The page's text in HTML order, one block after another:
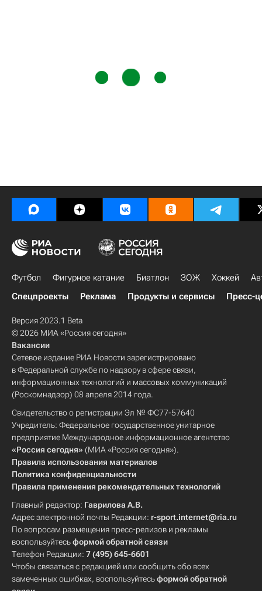
Футбол Фигурное катание Биатлон ЗОЖ Хоккей
Спецпроекты
Реклама Продукты и сервисы Пресс-
Версия 2023.1 Beta
© 2026 МИА «Россия сегодня»
Вакансии
Сетевое издание РИА Новости зарегистрировано
в Федеральной службе по надзору в сфере связи,
информационных технологий и массовых коммуникаций
(Роскомнадзор) 08 апреля 2014 года.
Свидетельство о регистрации Эл № ФС77-57640
Учредитель: Федеральное государственное унитарное
предприятие Международное информационное агентство
«Россия сегодня» (МИА «Россия сегодня»).
Правила использования материалов
Политика конфиденциальности
Правила применения рекомендательных технологий
Главный редактор: Гаврилова А.В.
Адрес электронной почты Редакции: r-sport.internet@ria.ru
По вопросам размещения пресс-релизов и рекламы
воспользуйтесьформой обратной связи
Телефон Редакции: 7 (495) 645-6601
Чтобы связаться с редакцией или сообщить обо всех
замеченных ошибках, воспользуйтесьформой обратной